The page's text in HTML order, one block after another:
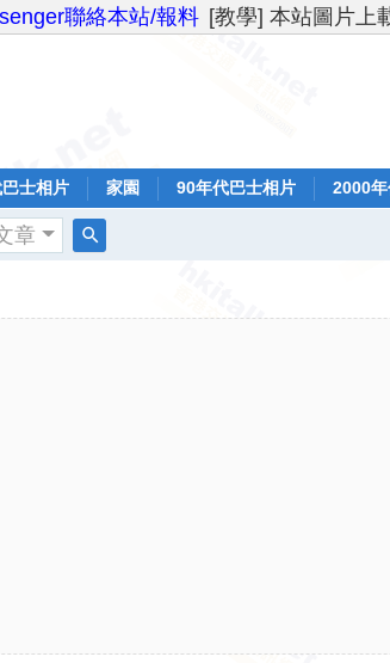
聯絡本站/報料 [教學] 本站圖片上
士相片 家園 90年代巴士相片 2000
章